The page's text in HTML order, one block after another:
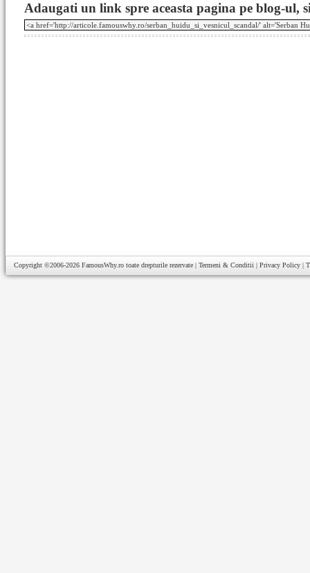
Adaugati un link spre aceasta pagina pe blog-ul,
Copyright ©2006-2026 FamousWhy.ro toate drepturile rezervate | Termeni & Conditii | Privacy Policy |